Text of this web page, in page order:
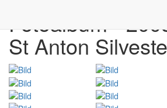
Fotoalbum -
St Anton